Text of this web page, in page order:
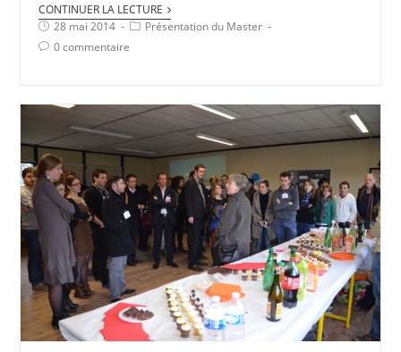
CONTINUER LA LECTURE
28 mai 2014
Présentation du Master
0 commentaire